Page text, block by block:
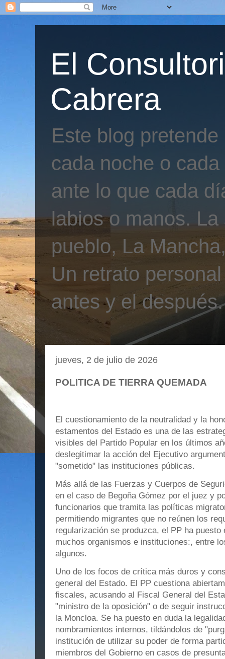
El
Cabrera
Este blog
cada noche o
ante lo que cada
labios o manos.
pueblo, La
Un retrato
antes y el después.
jueves, 2 de julio de 2026
POLITICA DE TIERRA QUEMADA
El cuestionamiento de la neutralidad y la
estamentos del Estado es una de las
visibles del Partido Popular en los últimos
deslegitimar la acción del Ejecutivo
"sometido" las instituciones públicas.
Más allá de las Fuerzas y Cuerpos de
en el caso de Begoña Gómez por el juez y
funcionarios que tramita las políticas
permitiendo migrantes que no reúnen los
regularización se produzca, el PP ha
muchos organismos e instituciones:, entre
algunos.
Uno de los focos de crítica más duros y
general del Estado. El PP cuestiona
fiscales, acusando al Fiscal General del
"ministro de la oposición" o de seguir
la Moncloa. Se ha puesto en duda la
nombramientos internos, tildándolos de
institución de utilizar su poder de forma
miembros del Gobierno en casos de